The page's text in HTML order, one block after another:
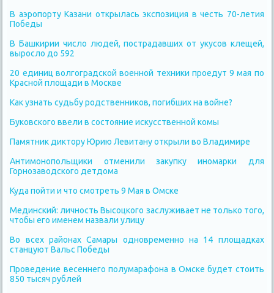
В аэропорту Казани открылась экспозиция в честь 70-летия
Победы
В Башкирии число людей, пострадавших от укусов клещей,
выросло до 592
20 единиц волгоградской военной техники проедут 9 мая по
Красной площади в Москве
Как узнать судьбу родственников, погибших на войне?
Буковского ввели в состояние искусственной комы
Памятник диктору Юрию Левитану открыли во Владимире
Антимонопольщики отменили закупку иномарки для
Горнозаводского детдома
Куда пойти и что смотреть 9 Мая в Омске
Мединский: личность Высоцкого заслуживает не только того,
чтобы его именем назвали улицу
Во всех районах Самары одновременно на 14 площадках
станцуют Вальс Победы
Проведение весеннего полумарафона в Омске будет стоить
850 тысяч рублей